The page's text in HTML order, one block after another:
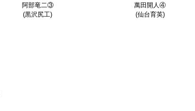
阿部竜二③
(黒沢尻工)
萬田開人④
(仙台育英)